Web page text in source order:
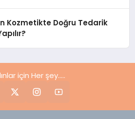
Kozmetikte Doğru Tedarik
için Her şey.....